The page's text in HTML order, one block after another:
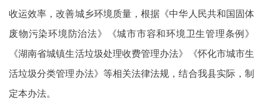
收运效率，改善城乡环境质量，根据《中华人民共和国固体
废物污染环境防治法》《城市市容和环境卫生管理条例》
《湖南省城镇生活垃圾处理收费管理办法》《怀化市城市生
活垃圾分类管理办法》等相关法律法规，结合我县实际，制
定本办法。